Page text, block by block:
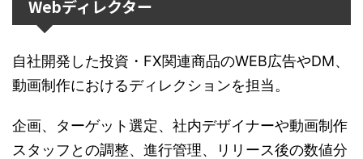
Webディレクター
自社開発した投資・FX関連商品のWEB広告やDM、
動画制作におけるディレクションを担当。
企画、ターゲット選定、社内デザイナーや動画制作
スタッフとの調整、進行管理、リリース後の数値分